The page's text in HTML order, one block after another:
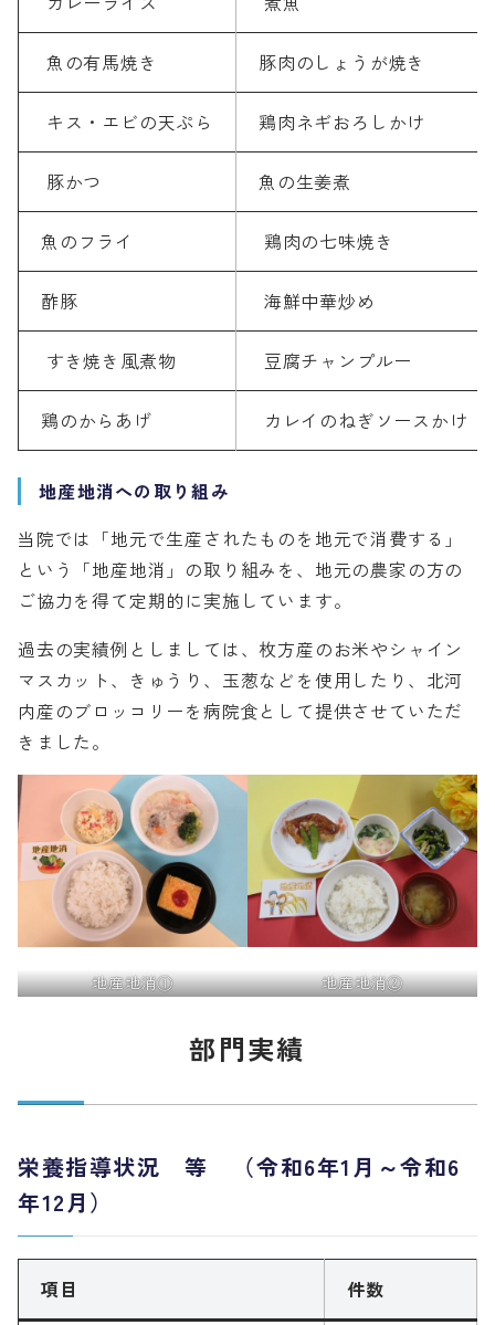
魚の有馬焼き 豚肉のしょうが焼き
キス・エビの天ぷら 鶏肉ネギおろしかけ
豚かつ 魚の生姜煮
魚のフライ 鶏肉の七味焼き
酢豚 海鮮中華炒め
すき焼き風煮物 豆腐チャンプルー
鶏のからあげ カレイのねぎソースかけ
地産地消への取り組み
当院では「地元で生産されたものを地元で消費する」
という「地産地消」の取り組みを、地元の農家の方の
ご協力を得て定期的に実施しています。
過去の実績例としましては、枚方産のお米やシャイン
マスカット、きゅうり、玉葱などを使用したり、北河
内産のブロッコリーを病院食として提供させていただ
きました。
地産地消① 地産地消②
部門実績
栄養指導状況 等 （令和6年1月～令和6
年12月）
項目 件数